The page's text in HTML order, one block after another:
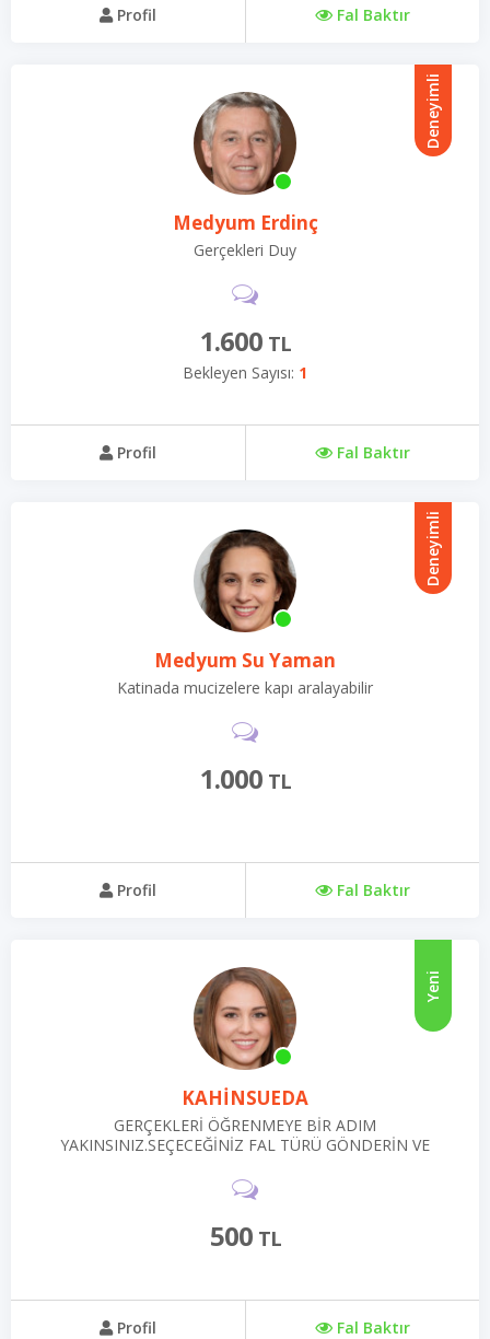
Profil Fal Baktır
Deneyimli
Medyum Erdinç
Gerçekleri Duy
1.600 TL
Bekleyen Sayısı: 1
Profil Fal Baktır
Deneyimli
Medyum Su Yaman
Katinada mucizelere kapı aralayabilir
1.000 TL
Profil Fal Baktır
Yeni
KAHİNSUEDA
GERÇEKLERİ ÖĞRENMEYE BİR ADIM
YAKINSINIZ.SEÇECEĞİNİZ FAL TÜRÜ GÖNDERİN VE
OLAYLAR İLE YÜZLEŞİN.
500 TL
Profil Fal Baktır